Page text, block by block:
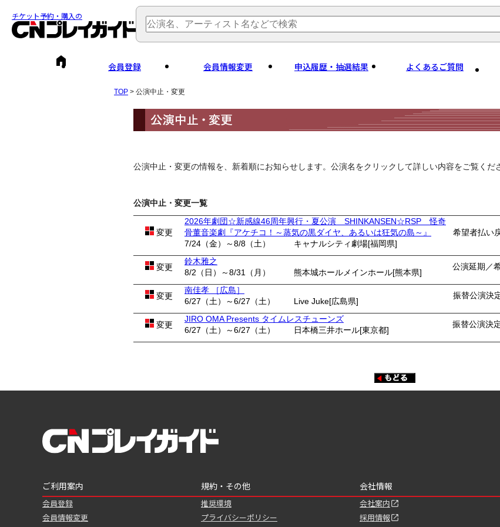
チケット予約・購入の
会員登録 会員情報変更 申込履歴・抽選結果 よくあるご質問
TOP > 公演中止・変更
公演中止・変更の情報を、新着順にお知らせします。公演名をクリックして詳しい内容をご覧くだ
公演中止・変更一覧
変更
2026年劇団☆新感線46周年興行・夏公演 SHINKANSEN☆RSP 怪奇
骨董音楽劇『アケチコ！～蒸気の黒ダイヤ、あるいは狂気の島～』
希望者払い
7/24（金）～8/8（土）
キャナルシティ劇場[福岡県]
変更
鈴木雅之
公演延期／
8/2（日）～8/31（月） 熊本城ホールメインホール[熊本県]
変更
南佳孝 ［広島］
振替公演決
6/27（土）～6/27（土） Live Juke[広島県]
変更
JIRO OMA Presents タイムレスチューンズ
振替公演決
6/27（土）～6/27（土） 日本橋三井ホール[東京都]
ご利用案内
会員登録
会員情報変更
規約・その他
推奨環境
プライバシーポリシー
会社情報
会社案内
採用情報